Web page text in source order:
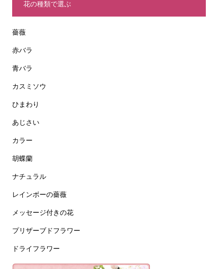
花の種類で選ぶ
薔薇
赤バラ
青バラ
カスミソウ
ひまわり
あじさい
カラー
胡蝶蘭
ナチュラル
レインボーの薔薇
メッセージ付きの花
プリザーブドフラワー
ドライフラワー